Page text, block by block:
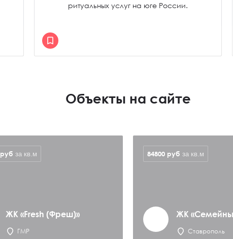
ритуальных услуг на юге России.
Объекты на сайте
ЖК «Fresh (Фреш)»
ГМР
руб за кв.м
ЖК
Ставрополь
84800 руб за кв.м